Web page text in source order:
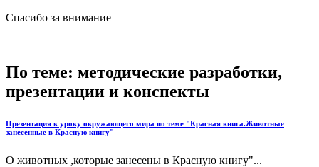
Спасибо за внимание
По теме: методические разработки,
презентации и конспекты
Презентация к уроку окружающего мира по теме "Красная книга.Животные
занесенные в Красную книгу"
О животных ,которые занесены в Красную книгу"...